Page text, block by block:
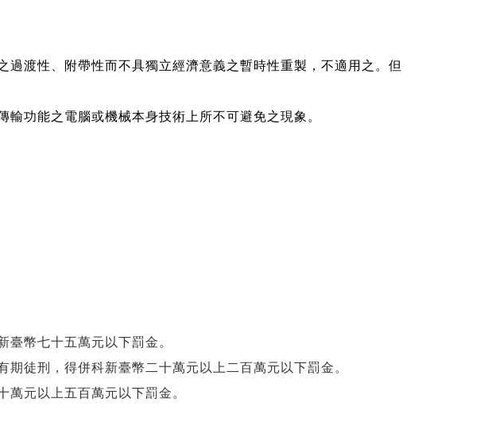
渡性、附帶性而不具獨立經濟意義之暫時性重製，不適用之。但
功能之電腦或機械本身技術上所不可避免之現象。
幣七十五萬元以下罰金。
徒刑，得併科新臺幣二十萬元以上二百萬元以下罰金。
元以上五百萬元以下罰金。